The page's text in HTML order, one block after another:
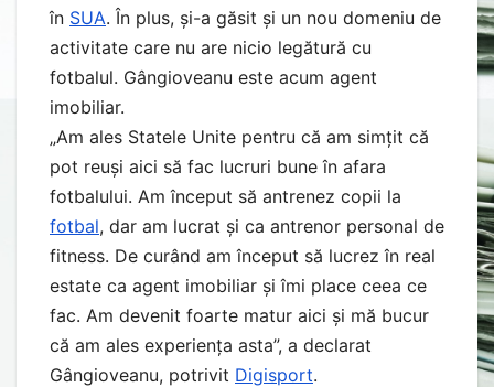
în SUA. În plus, și-a găsit și un nou domeniu de
activitate care nu are nicio legătură cu
fotbalul. Gângioveanu este acum agent
imobiliar.
„Am ales Statele Unite pentru că am simțit că
pot reuși aici să fac lucruri bune în afara
fotbalului. Am început să antrenez copii la
fotbal, dar am lucrat și ca antrenor personal de
fitness. De curând am început să lucrez în real
estate ca agent imobiliar și îmi place ceea ce
fac. Am devenit foarte matur aici și mă bucur
că am ales experiența asta”, a declarat
Gângioveanu, potrivit Digisport.